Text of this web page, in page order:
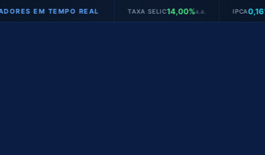
EM TEMPO REAL TAXA SELIC14,00%a.a. IPCA 0,16%mês